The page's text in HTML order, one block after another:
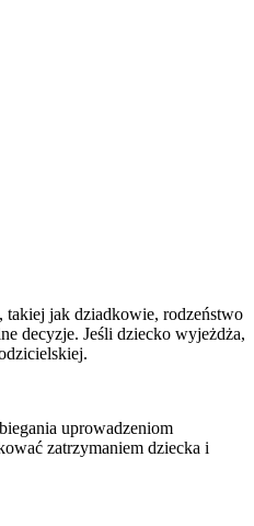
takiej jak dziadkowie, rodzeństwo
decyzje. Jeśli dziecko wyjeżdża,
uprowadzeniom
zatrzymaniem dziecka i